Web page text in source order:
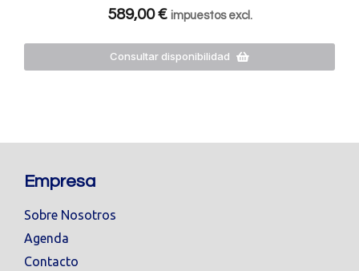
589,00€ impuestos excl.
Consultar disponibilidad
Empresa
Sobre Nosotros
Agenda
Contacto